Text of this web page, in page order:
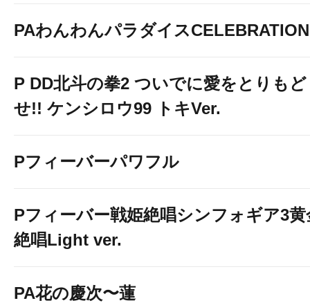
PAわんわんパラダイスCELEBRATION
P DD北斗の拳2 ついでに愛をとりもど
せ!! ケンシロウ99 トキVer.
Pフィーバーパワフル
Pフィーバー戦姫絶唱シンフォギア3黄
絶唱Light ver.
PA花の慶次〜蓮